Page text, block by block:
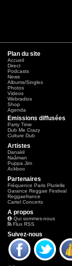
Plan du site
Accueil
Direct
Podcasts
News
Albums/Singles
Photos
Videos
Webradios
Shop
Agenda
Emissions diffusées
Party Time
Dub Me Crazy
Culture Dub
Artistes
Danakil
Naâman
Puppa Jim
Ackboo
Partenaires
Fréquence Paris Plurielle
Garance Reggae Festival
Reggaefrance
Cartel Concerts
A propos
Qui sommes-nous
Flux RSS
Suivez-nous